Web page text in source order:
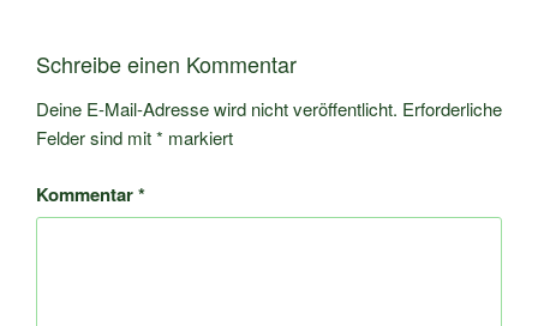
Schreibe einen Kommentar
Deine E-Mail-Adresse wird nicht veröffentlicht. Erforderliche
Felder sind mit* markiert
Kommentar*